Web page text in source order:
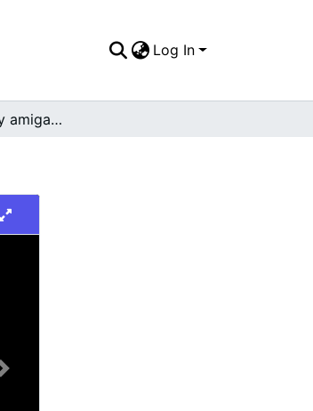
Log In
Rodrigo Giraldo y amigas. San Pedro
Next